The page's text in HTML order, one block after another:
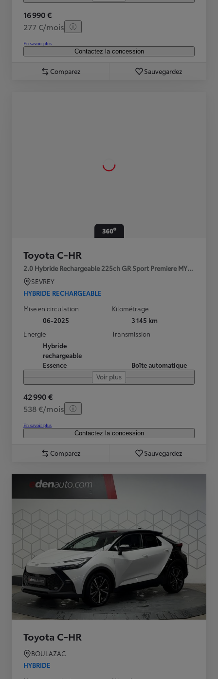
16 990 €
277 €/mois
En savoir plus
Contactez la concession
Comparez Sauvegardez
Toyota C-HR
2.0 Hybride Rechargeable 225ch GR Sport Premiere MY25
SEVREY
HYBRIDE RECHARGEABLE
Mise en circulation
06-2025
Kilométrage
3 145 km
Energie
Hybride
rechargeable
Essence
Transmission
Boîte automatique
Voir plus
42 990 €
538 €/mois
En savoir plus
Contactez la concession
Comparez Sauvegardez
Toyota C-HR
BOULAZAC
HYBRIDE